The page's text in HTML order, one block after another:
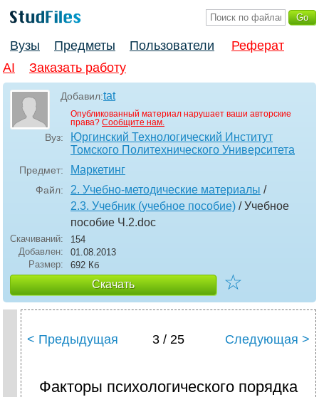
Вузы Предметы Пользователи
Реферат
AI
Заказать работу
Добавил:tat
Опубликованный материал нарушает ваши авторские
права? Сообщите нам.
Вуз:
Юргинский Технологический Институт
Томского Политехнического Университета
Предмет: Маркетинг
Файл: 2. Учебно-методические материалы /
2.3. Учебник (учебное пособие) / Учебное
пособие Ч.2.doc
Скачиваний:
154
Добавлен:
01.08.2013
Размер:
692 Кб
Скачать ☆
< Предыдущая 3 / 25 Следующая >
Факторы психологического порядка